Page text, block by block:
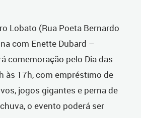
Lobato (Rua Poeta Bernardo
com Enette Dubard –
comemoração pelo Dia das
às 17h, com empréstimo de
jogos gigantes e perna de
o evento poderá ser